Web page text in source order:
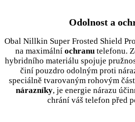
Odolnost a
Obal Nillkin Super Frosted Shield
na maximální ochranutelefonu.
hybridního materiálu spojuje
činí pouzdro odolným proti
speciálně tvarovaným rohovým
nárazníky, je energie nárazu
chrání váš telefon před